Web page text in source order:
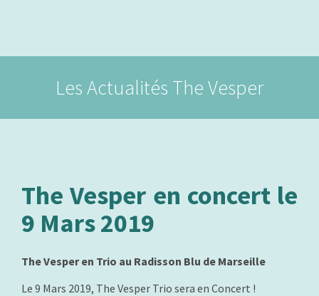
Les Actualités The Vesper
The Vesper en concert le
9 Mars 2019
The Vesper en Trio au Radisson Blu de Marseille
Le 9 Mars 2019, The Vesper Trio sera en Concert !